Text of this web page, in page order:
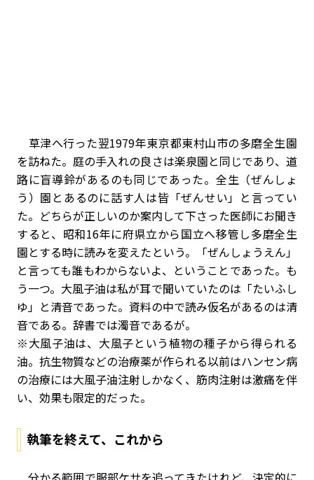
草津へ行った翌1979年東京都東村山市の多磨全生園
を訪ねた。庭の手入れの良さは楽泉園と同じであり、道
路に盲導鈴があるのも同じであった。全生（ぜんしょ
う）園とあるのに話す人は皆「ぜんせい」と言ってい
た。どちらが正しいのか案内して下さった医師にお聞き
すると、昭和16年に府県立から国立へ移管し多磨全生
園とする時に読みを変えたという。「ぜんしょうえん」
と言っても誰もわからないよ、ということであった。も
う一つ。大風子油は私が耳で聞いていたのは「たいふし
ゆ」と清音であった。資料の中で読み仮名があるのは清
音である。辞書では濁音であるが。
※大風子油は、大風子という植物の種子から得られる
油。抗生物質などの治療薬が作られる以前はハンセン病
の治療には大風子油注射しかなく、筋肉注射は激痛を伴
い、効果も限定的だった。
執筆を終えて、これから